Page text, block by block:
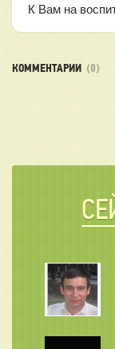
К Вам на
КОММЕНТАРИИ (0)